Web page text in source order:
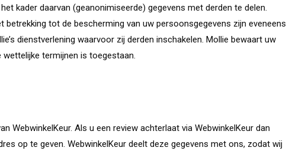
kader daarvan (geanonimiseerde) gegevens met derden te delen.
betrekking tot de bescherming van uw persoonsgegevens zijn eveneens
dienstverlening waarvoor zij derden inschakelen. Mollie bewaart uw
termijnen is toegestaan.
WebwinkelKeur. Als u een review achterlaat via WebwinkelKeur dan
op te geven. WebwinkelKeur deelt deze gegevens met ons, zodat wij